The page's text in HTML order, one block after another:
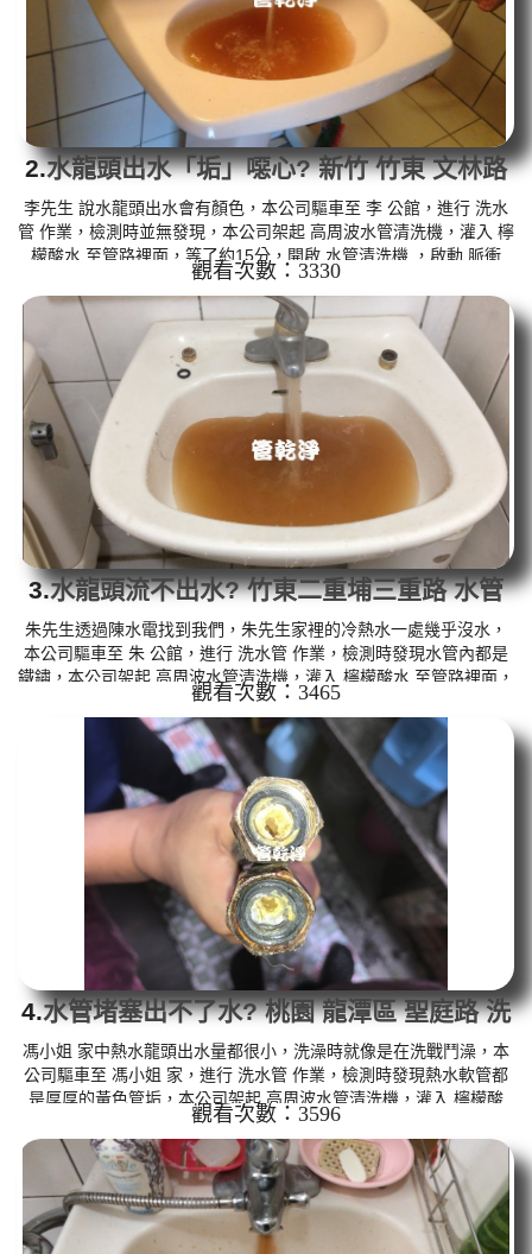
2.水龍頭出水「垢」噁心? 新竹 竹東 文林路
清洗水管
李先生 說水龍頭出水會有顏色，本公司驅車至 李 公館，進行 洗水
管 作業，檢測時並無發現，本公司架起 高周波水管清洗機，灌入 檸
檬酸水 至管路裡面，等了約15分，開啟 水管清洗機 ，啟動 脈衝
波 模式，一開始就洗出棕色的髒水，看起來跟咖啡沒兩樣，沒多久
變成泥色，如下圖片影片，兩個多小時後， 水恢復正常水量也變大
了!! 如是自來水，如水管老化，會產生鐵鏽跟泥沙堆積，洗出來的水
就會是咖啡色，地下水含有氧化錳，管壁上會結成黑色管垢，洗出
來的水會跟石油一樣黑，有些洗出綠色的水，是因為裡面有銅的物
質...
觀看次數：3330
3.水龍頭流不出水? 竹東二重埔三重路 水管
清洗
朱先生透過陳水電找到我們，朱先生家裡的冷熱水一處幾乎沒水，
本公司驅車至 朱 公館，進行 洗水管 作業，檢測時發現水管內都是
鐵鏽，本公司架起 高周波水管清洗機，灌入 檸檬酸水 至管路裡面，
等了約15分，開啟 水管清洗機 ，啟動 螺旋波 模式，一開始就洗出
髒水，越洗就越髒，看起來就像是咖啡液，源源不絕，如下圖片影
片，朱先生鬆了一口氣，問是否髒水出完就正常了，一個多小時
後， 出水恢復正常水量變大了，朱先生有水用了!! 如是自來水，如
水管老化，會產生鐵鏽跟泥沙堆積，洗出來的水就會是咖啡色，地
下水含...
觀看次數：3465
4.水管堵塞出不了水? 桃園 龍潭區 聖庭路 洗
水管
馮小姐 家中熱水龍頭出水量都很小，洗澡時就像是在洗戰鬥澡，本
公司驅車至 馮小姐 家，進行 洗水管 作業，檢測時發現熱水軟管都
是厚厚的黃色管垢，本公司架起 高周波水管清洗機，灌入 檸檬酸
水 至管路裡面，等了約15分，開啟 水管清洗機 ，啟動 脈衝波 模
式，一開始就洗出黃色髒水，如下圖片影片，兩個多小時後，出水
量恢復正常了!! 如是自來水，如水管老化，會產生鐵鏽跟泥沙堆積，
洗出來的水就會是咖啡色，地下水含有氧化錳，管壁上會結成黑色
管垢，洗出來的水會跟石油一樣黑，有些洗出綠色的水，是因為裡
面有銅...
觀看次數：3596